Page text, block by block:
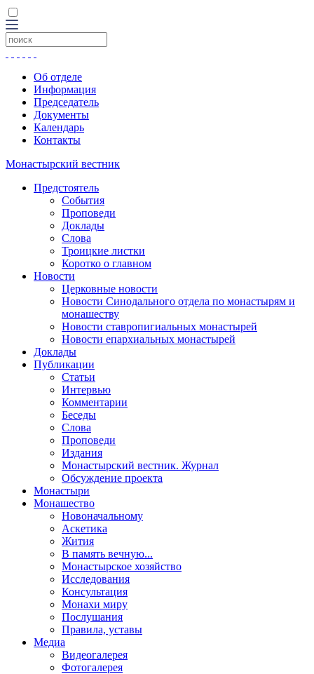
Об отделе
Информация
Председатель
Документы
Календарь
Контакты
Монастырский вестник
Предстоятель
События
Проповеди
Доклады
Слова
Троицкие листки
Коротко о главном
Новости
Церковные новости
Новости Синодального отдела по монастырям и
монашеству
Новости ставропигиальных монастырей
Новости епархиальных монастырей
Доклады
Публикации
Статьи
Интервью
Комментарии
Беседы
Слова
Проповеди
Издания
Монастырский вестник. Журнал
Обсуждение проекта
Монастыри
Монашество
Новоначальному
Аскетика
Жития
В память вечную...
Монастырское хозяйство
Исследования
Консультация
Монахи миру
Послушания
Правила, уставы
Медиа
Видеогалерея
Фотогалерея